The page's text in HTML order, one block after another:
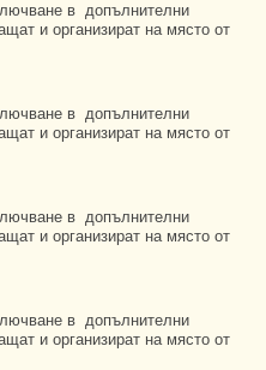
в допълнителни
и организират на място от
в допълнителни
и организират на място от
в допълнителни
и организират на място от
в допълнителни
и организират на място от